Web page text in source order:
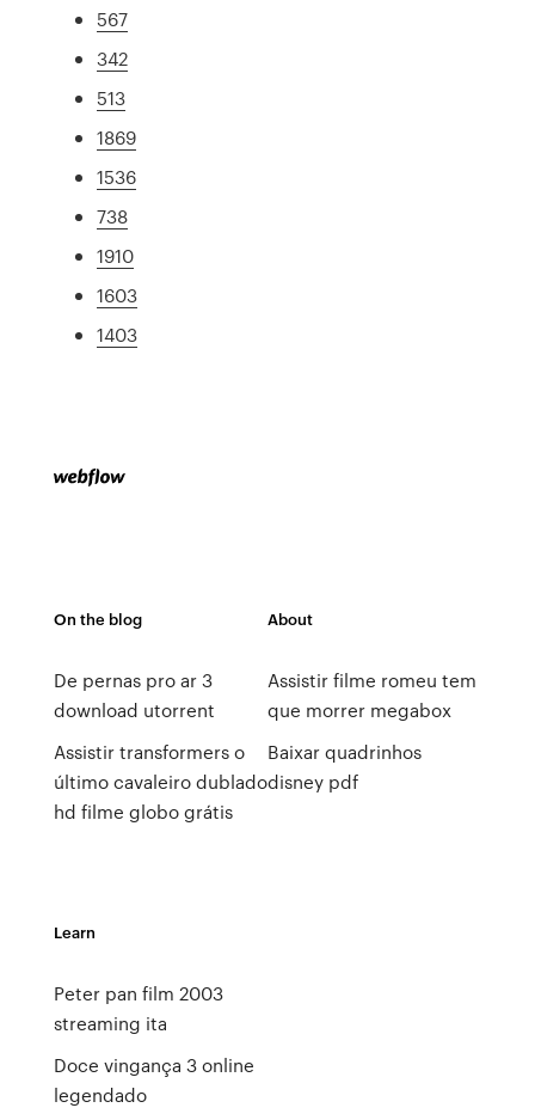
567
342
513
1869
1536
738
1910
1603
1403
On the blog
De pernas pro ar 3
download utorrent
Assistir transformers o
último cavaleiro dublado
hd filme globo grátis
About
Assistir filme romeu tem
que morrer megabox
Baixar quadrinhos
disney pdf
Learn
Peter pan film 2003
streaming ita
Doce vingança 3 online
legendado